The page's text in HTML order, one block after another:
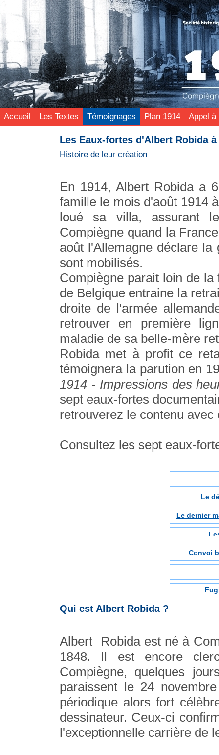
Accueil Les Textes Témoignages Plan 1914 Appel à
Les Eaux-fortes d'Albert Robida à
Histoire de leur création
En 1914, Albert Robida a
famille le mois d'août 1914
loué sa villa, assurant
Compiègne quand la
août l'Allemagne déclare
sont mobilisés.
Compiègne parait loin de
de Belgique entraine la
droite de l'armée
retrouver en première
maladie de sa belle-mère
Robida met à profit ce
témoignera la parution en
1914 - Impressions des
sept eaux-fortes
retrouverez le contenu avec
Consultez les sept eaux-
Le
Le dernier
Convoi
Qui est Albert Robida ?
Albert Robida est né à
1848. Il est encore
Compiègne, quelques
paraissent le 24
périodique alors fort
dessinateur. Ceux-ci
l'exceptionnelle carrière de